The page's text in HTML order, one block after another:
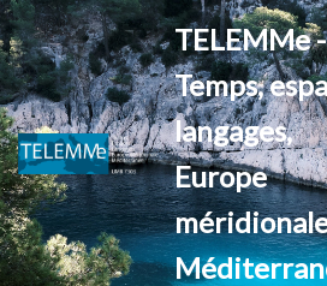
Aller
au
contenu
TELEMMe -
Temps,
langages,
Europe